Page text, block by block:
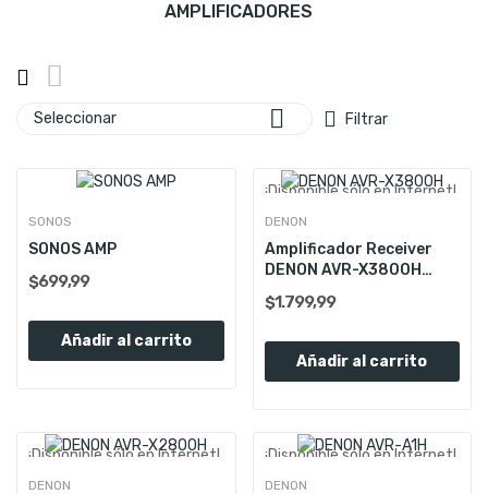
AMPLIFICADORES
Seleccionar  Filtrar
SONOS
SONOS AMP
$699,99
Añadir al carrito
¡Disponible sólo en Internet!
DENON
Amplificador Receiver
DENON AVR-X3800H
$1.799,99
Añadir al carrito
¡Disponible sólo en Internet!
DENON
¡Disponible sólo en Internet!
DENON